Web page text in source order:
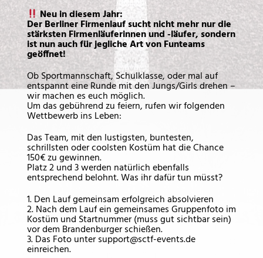
Neu in diesem Jahr:
Der Berliner Firmenlauf sucht nicht mehr nur die
stärksten Firmenläuferinnen und -läufer, sondern
ist nun auch für jegliche Art von Funteams
geöffnet!
Ob Sportmannschaft, Schulklasse, oder mal auf
entspannt eine Runde mit den Jungs/Girls drehen –
wir machen es euch möglich.
Um das gebührend zu feiern, rufen wir folgenden
Wettbewerb ins Leben:
Das Team, mit den lustigsten, buntesten,
schrillsten oder coolsten Kostüm hat die Chance
150€ zu gewinnen.
Platz 2 und 3 werden natürlich ebenfalls
entsprechend belohnt. Was ihr dafür tun müsst?
1. Den Lauf gemeinsam erfolgreich absolvieren
2. Nach dem Lauf ein gemeinsames Gruppenfoto im
Kostüm und Startnummer (muss gut sichtbar sein)
vor dem Brandenburger schießen.
3. Das Foto unter support@sctf-events.de
einreichen.